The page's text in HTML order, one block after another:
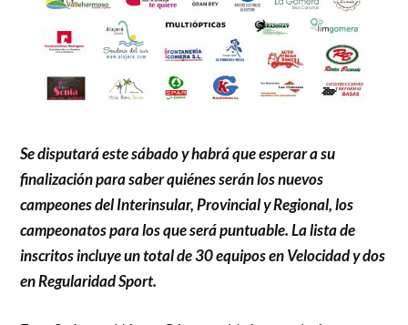
Se disputará este sábado y habrá que esperar a su
finalización para saber quiénes serán los nuevos
campeones del Interinsular, Provincial y Regional, los
campeonatos para los que será puntuable. La lista de
inscritos incluye un total de 30 equipos en Velocidad y dos
en Regularidad Sport.